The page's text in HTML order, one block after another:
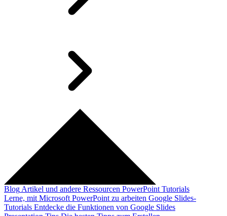
Blog Artikel und andere Ressourcen PowerPoint Tutorials
Lerne, mit Microsoft PowerPoint zu arbeiten Google Slides-
Tutorials Entdecke die Funktionen von Google Slides